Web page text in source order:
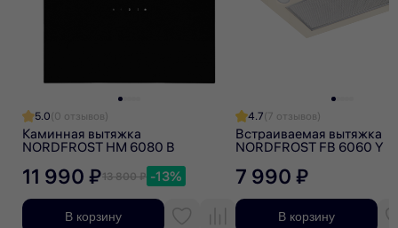
5.0(0 отзывов)
Каминная вытяжка
NORDFROST HM 6080 B
11 990 ₽13 800 ₽ -13%
В корзину
4.7(7 отзывов)
Встраиваемая вытяжка
NORDFROST FB 6060 Y
7 990 ₽
В корзину